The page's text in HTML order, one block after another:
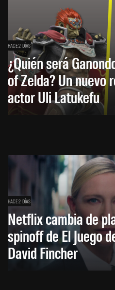
HACE 2 DÍAS
¿Quién será
of Zelda? Un nuevo
actor Uli Latukefu
HACE 2 DÍAS
Netflix cambia de
spinoff de El Juego
David Fincher